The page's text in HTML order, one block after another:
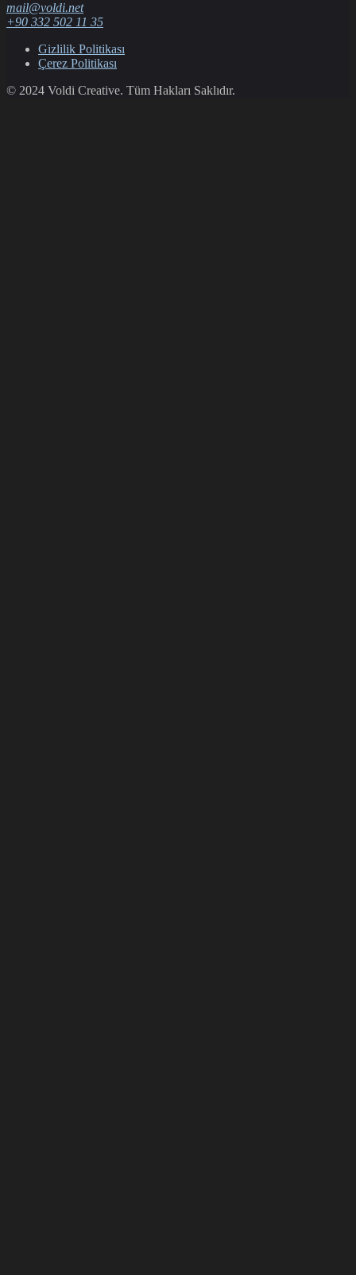
mail@voldi.net
+90 332 502 11 35
Gizlilik Politikası
Çerez Politikası
© 2024 Voldi Creative. Tüm Hakları Saklıdır.